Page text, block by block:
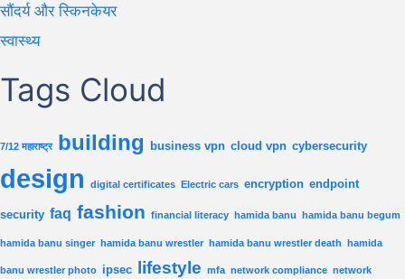
सौंदर्य और स्किनकेयर
स्वास्थ्य
Tags Cloud
7/12 महाराष्ट्र building business vpn cloud vpn cybersecurity
design digital certificates Electric cars encryption endpoint
security faq fashion financial literacy hamida banu hamida banu begum
hamida banu singer hamida banu wrestler hamida banu wrestler death hamida
banu wrestler photo ipsec lifestyle mfa network compliance network